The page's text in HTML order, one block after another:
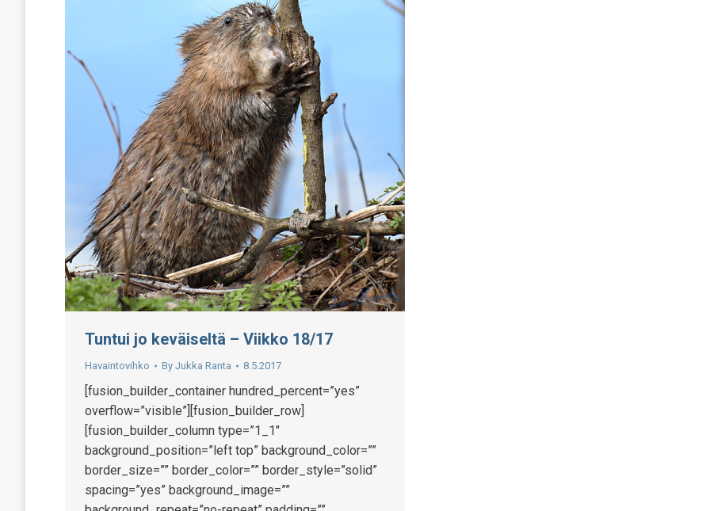
Tuntui jo keväiseltä – Viikko 18/17
Havaintovihko By Jukka Ranta 8.5.2017
[fusion_builder_container hundred_percent=”yes”
overflow=”visible”][fusion_builder_row]
[fusion_builder_column type=”1_1″
background_position=”left top” background_color=””
border_size=”” border_color=”” border_style=”solid”
spacing=”yes” background_image=””